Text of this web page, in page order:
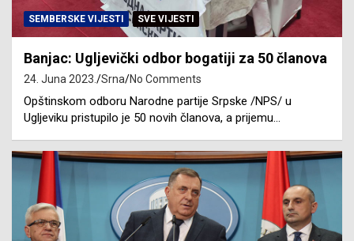
SEMBERSKE VIJESTI SVE VIJESTI
Banjac: Ugljevički odbor bogatiji za 50 članova
24. Juna 2023. Srna No Comments
Opštinskom odboru Narodne partije Srpske /NPS/ u
Ugljeviku pristupilo je 50 novih članova, a prijemu…